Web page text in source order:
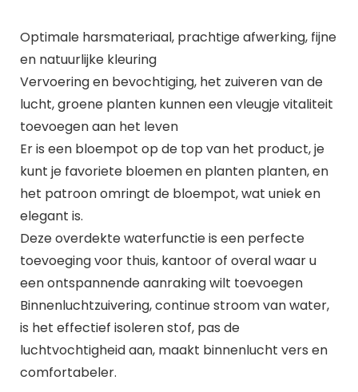
Optimale harsmateriaal, prachtige afwerking, fijne
en natuurlijke kleuring
Vervoering en bevochtiging, het zuiveren van de
lucht, groene planten kunnen een vleugje vitaliteit
toevoegen aan het leven
Er is een bloempot op de top van het product, je
kunt je favoriete bloemen en planten planten, en
het patroon omringt de bloempot, wat uniek en
elegant is.
Deze overdekte waterfunctie is een perfecte
toevoeging voor thuis, kantoor of overal waar u
een ontspannende aanraking wilt toevoegen
Binnenluchtzuivering, continue stroom van water,
is het effectief isoleren stof, pas de
luchtvochtigheid aan, maakt binnenlucht vers en
comfortabeler.